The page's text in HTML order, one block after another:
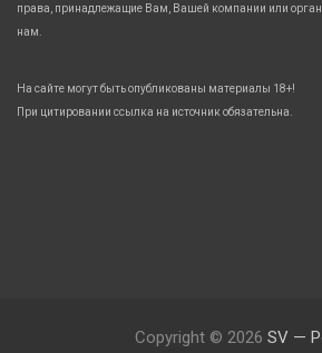
права, принадлежащие Вам, Вашей компании или
нам.
На сайте могут быть опубликованы материалы 18+!
При цитировании ссылка на источник обязательна.
Copyright © 2026 SV —